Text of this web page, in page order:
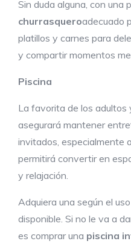
Sin duda alguna, con una
churrasqueroadecuado
platillos y carnes para
y compartir momentos
Piscina
La favorita de los adultos
asegurará mantener
invitados, especialmente
permitirá convertir en
y relajación.
Adquiera una según el
disponible. Si no le va a
es comprar una piscina